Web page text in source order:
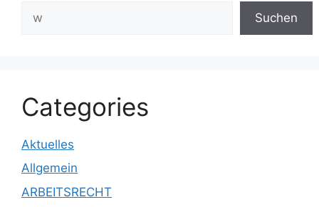
Suchen
Categories
Aktuelles
Allgemein
ARBEITSRECHT